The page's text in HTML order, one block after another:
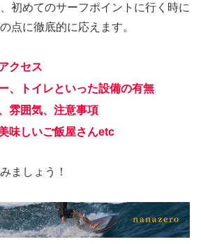
初めてのサーフポイントに行く時に
点に徹底的に応えます。
クセス
、トイレといった設備の有無
雰囲気、注意事項
味しいご飯屋さんetc
ましょう！